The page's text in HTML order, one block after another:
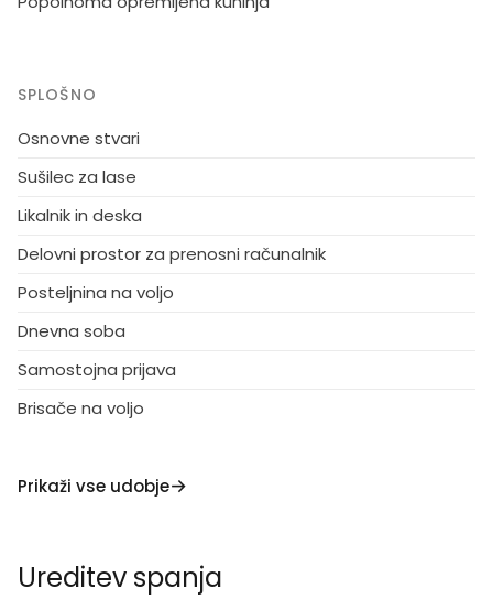
SPLOŠNO
Osnovne stvari
Sušilec za lase
Likalnik in deska
Delovni prostor za prenosni računalnik
Posteljnina na voljo
Dnevna soba
Samostojna prijava
Brisače na voljo
Prikaži vse udobje
Ureditev spanja